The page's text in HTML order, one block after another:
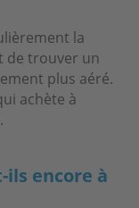
la
de trouver un
plus aéré.
achète à
encore à